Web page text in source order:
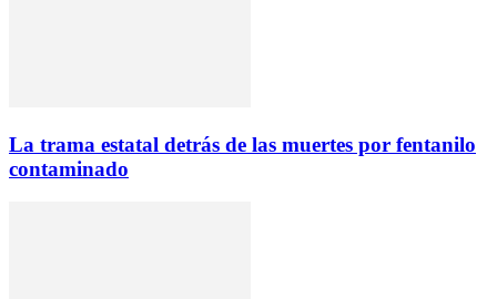
La trama estatal detrás de las muertes por fentanilo
contaminado